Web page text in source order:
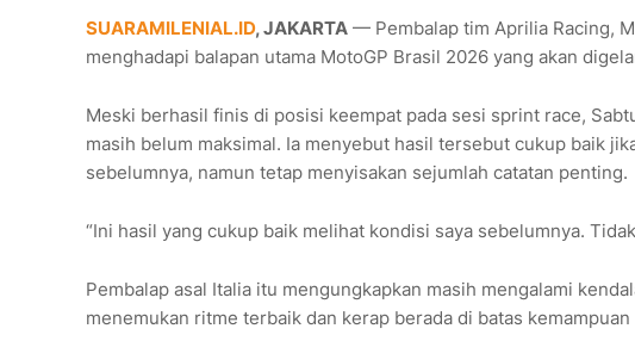
SUARAMILENIAL.ID, JAKARTA — Pembalap tim Aprilia Racing,
menghadapi balapan utama MotoGP Brasil 2026 yang akan
Meski berhasil finis di posisi keempat pada sesi sprint race,
masih belum maksimal. Ia menyebut hasil tersebut cukup baik
sebelumnya, namun tetap menyisakan sejumlah catatan penting.
“Ini hasil yang cukup baik melihat kondisi saya sebelumnya.
Pembalap asal Italia itu mengungkapkan masih mengalami
menemukan ritme terbaik dan kerap berada di batas